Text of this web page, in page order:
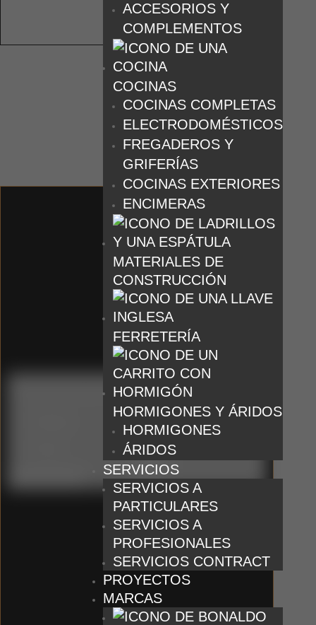
ACCESORIOS Y
COMPLEMENTOS
COCINAS
COCINAS COMPLETAS
ELECTRODOMÉSTICOS
FREGADEROS Y
GRIFERÍAS
COCINAS EXTERIORES
ENCIMERAS
MATERIALES DE
CONSTRUCCIÓN
FERRETERÍA
HORMIGONES Y ÁRIDOS
HORMIGONES
ÁRIDOS
SERVICIOS
SERVICIOS A
PARTICULARES
SERVICIOS A
PROFESIONALES
SERVICIOS CONTRACT
PROYECTOS
MARCAS